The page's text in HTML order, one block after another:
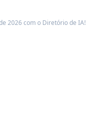
2026 com o Diretório de IA!